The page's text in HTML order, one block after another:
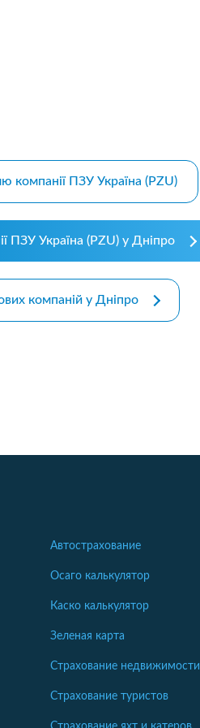
компанії ПЗУ Україна (PZU)
ПЗУ Україна (PZU) у Дніпро
компаній у Дніпро
Автострахование
Осаго калькулятор
Каско калькулятор
Зеленая карта
Страхование недвижимости
Страхование туристов